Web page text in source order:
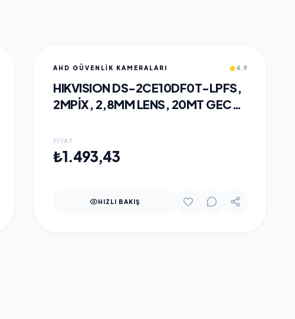
AHD GÜVENLİK KAMERALARI 4.9
HIKVISION DS-2CE10DF0T-LPFS,
2MPIX, 2,8MM LENS, 20MT GECE
BULLET KAMERA
FIYAT
₺1.493,43
HIZLI BAKIŞ